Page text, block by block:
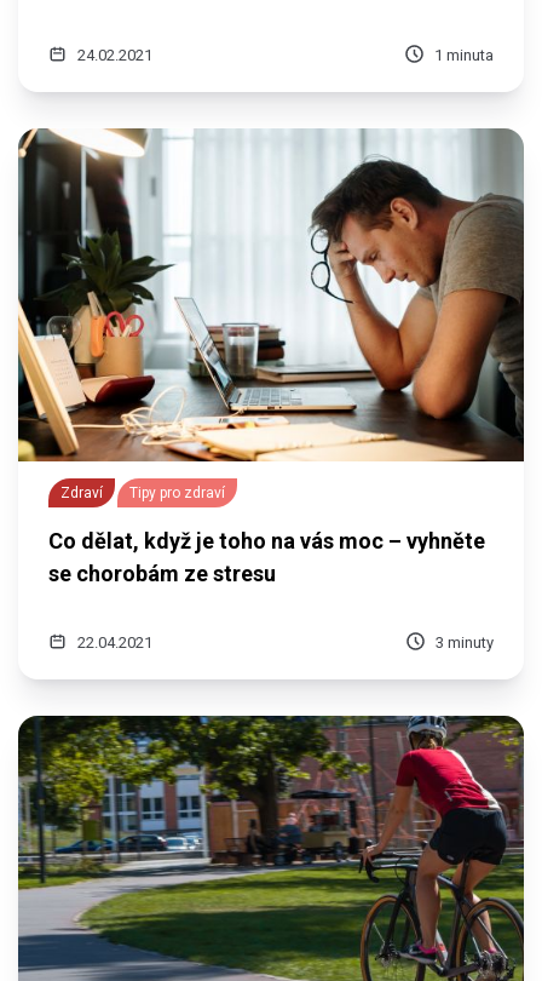
24.02.2021 1 minuta
Zdraví Tipy pro zdraví
Co dělat, když je toho na vás moc – vyhněte
se chorobám ze stresu
22.04.2021 3 minuty